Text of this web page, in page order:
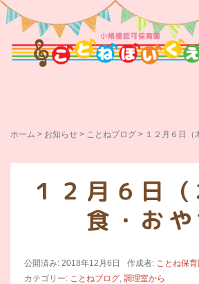
ホーム > お知らせ > ことねブログ > １２月６日（
１２月６日
食・おや
公開済み: 2018年12月6日 作成者: ことね保育
カテゴリー: ことねブログ, 調理室から